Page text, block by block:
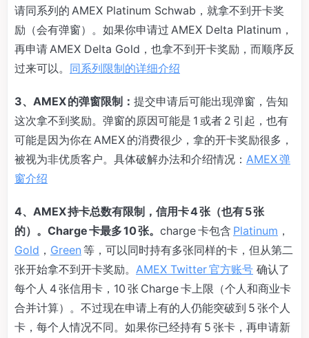
请同系列的 AMEX Platinum Schwab，就拿不到开卡奖
励（会有弹窗）。如果你申请过 AMEX Delta Platinum，
再申请 AMEX Delta Gold，也拿不到开卡奖励，而顺序反
过来可以。 同系列限制的详细介绍
3、AMEX 的弹窗限制： 提交申请后可能出现弹窗，告知
这次拿不到奖励。弹窗的原因可能是 1 或者 2 引起，也有
可能是因为你在 AMEX 的消费很少，拿的开卡奖励很多，
被视为非优质客户。具体破解办法和介绍情况： AMEX 弹
窗介绍
4、AMEX 持卡总数有限制，信用卡 4 张（也有 5 张
的）。Charge 卡最多 10 张。 charge 卡包含 Platinum ，
Gold ， Green 等，可以同时持有多张同样的卡，但从第二
张开始拿不到开卡奖励。 AMEX Twitter 官方账号 确认了
每个人 4 张信用卡，10 张 Charge 卡上限（个人和商业卡
合并计算）。不过现在申请上有的人仍能突破到 5 张个人
卡，每个人情况不同。如果你已经持有 5 张卡，再申请新